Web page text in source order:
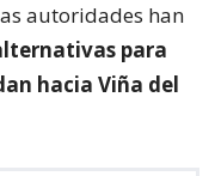
autoridades han
para
hacia Viña del